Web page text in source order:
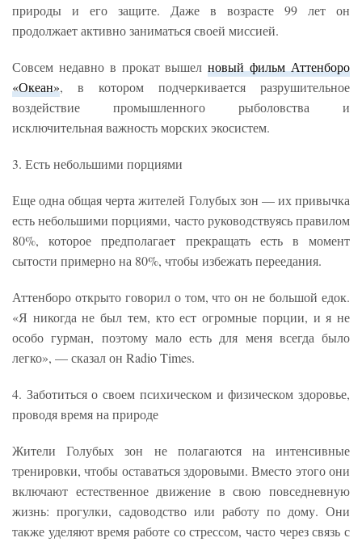
природы и его защите. Даже в возрасте 99 лет он
продолжает активно заниматься своей миссией.
Совсем недавно в прокат вышелновый фильм Аттенборо
«Океан», в котором подчеркивается разрушительное
воздействие промышленного рыболовства и
исключительная важность морских экосистем.
3. Есть небольшими порциями
Еще одна общая черта жителей Голубых зон — их привычка
есть небольшими порциями, часто руководствуясь правилом
80%, которое предполагает прекращать есть в момент
сытости примерно на 80%, чтобы избежать переедания.
Аттенборо открыто говорил о том, что он не большой едок.
«Я никогда не был тем, кто ест огромные порции, и я не
особо гурман, поэтому мало есть для меня всегда было
легко», — сказал он Radio Times.
4. Заботиться о своем психическом и физическом здоровье,
проводя время на природе
Жители Голубых зон не полагаются на интенсивные
тренировки, чтобы оставаться здоровыми. Вместо этого они
включают естественное движение в свою повседневную
жизнь: прогулки, садоводство или работу по дому. Они
также уделяют время работе со стрессом, часто через связь с